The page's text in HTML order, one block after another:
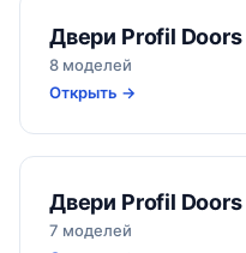
Двери Profil Doors
8 моделей
Открыть →
Двери Profil Doors
7 моделей